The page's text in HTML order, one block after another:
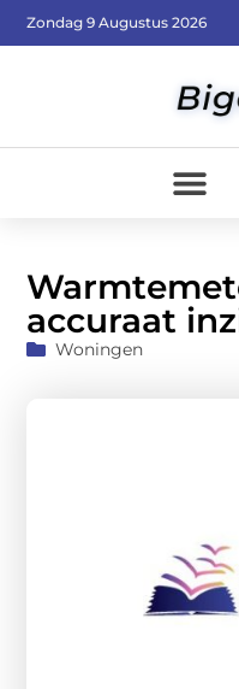
Zondag 9 Augustus 2026
accuraat
Woningen